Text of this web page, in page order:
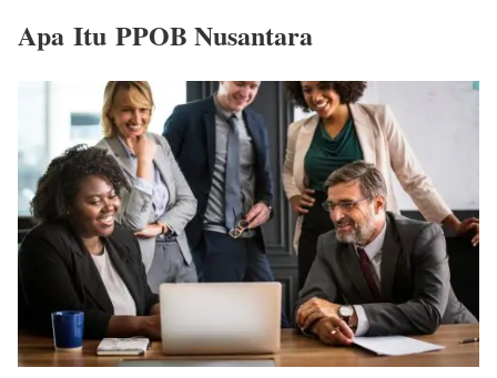
Apa Itu PPOB Nusantara